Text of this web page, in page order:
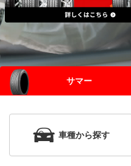
サマー
車種から探す